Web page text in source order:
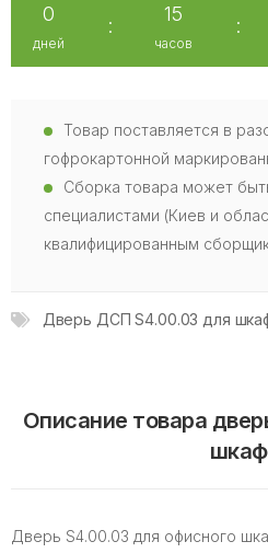
0
дней
:
15
часов
:
Товар поставляется в
гофрокартонной
Сборка товара может
специалистами (Киев и
квалифицированным
Дверь ДСП S4.00.03 для
Описание товара
Дверь S4.00.03 для офисного